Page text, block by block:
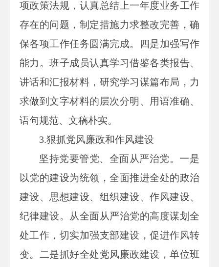
项政策法规，认真总结上一年度业务工作
存在的问题，制定措施力求整改完善，确
保各项工作任务圆满完成。四是加强写作
能力。班子成员认真学习借鉴各类报告、
讲话和汇报材料，研究学习谋篇布局，力
求做到文字材料的层次分明、用语准确、
语句规范、文稿朴实。
3.狠抓党风廉政和作风建设
坚持党要管党、全面从严治党。一是
以党的建设为统领，全面推进全处的政治
建设、思想建设、组织建设、作风建设、
纪律建设。从全面从严治党的高度谋划全
处工作，切实加强支部建设，促进作风转
变。二是抓好全处党风廉政建设，单位班